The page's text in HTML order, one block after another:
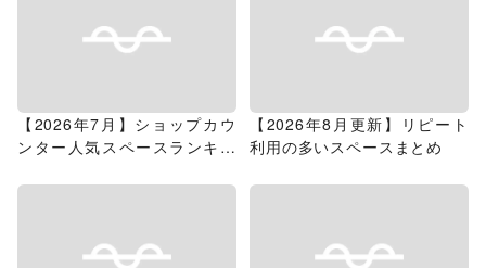
【2026年7月】ショップカウ
ンター人気スペースランキン
【2026年8月更新】リピート
利用の多いスペースまとめ